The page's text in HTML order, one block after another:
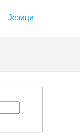
Језици